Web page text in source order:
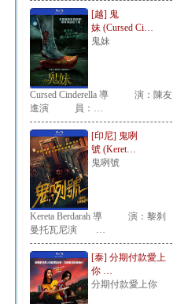
[越] 鬼
妹 (Cursed Ci…
鬼妹
Cursed Cinderella 導 演：陳友
進演 員：…
[印尼] 鬼咧
號 (Keret…
鬼咧號
Kereta Berdarah 導 演：黎刹
曼托瓦尼演 …
[泰] 分期付款愛上
你 …
分期付款愛上你